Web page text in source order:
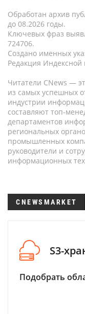
Обработан архив
до 08.2026 годы.
Ключевых фраз
724706.
Создано именных
Редакция Индексной
Читатели CNews —
из самых успешных
индустрии
составляют топ-
департаментов
региональных
промышленных
руководители и
информационных
CNEWSMARKET
S3-
Подобрать